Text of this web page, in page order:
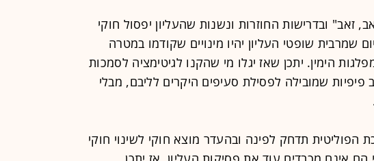
ובדרישות החוזרות ונשנות שהעליון יפסול חוקי
שמרבית שופטי העליון יהיו מינויים שקודמו במטרה
הימין. יתכן שאז יגלו מי שהקנו לגיטימציה לסמכות
פיפיות שמובילה לפסילת סעיפים היקרים לליבם, מבלי
תדחק לפינה ובהעדר מוצא חוקי לשינוי חוקי